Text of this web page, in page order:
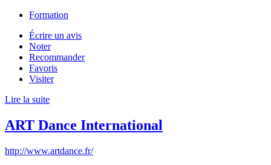
Formation
Écrire un avis
Noter
Recommander
Favoris
Visiter
Lire la suite
ART Dance International
http://www.artdance.fr/